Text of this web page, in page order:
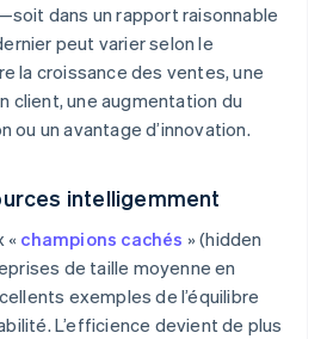
dans un rapport raisonnable
peut varier selon le
la croissance des ventes, une
client, une augmentation du
ou un avantage d’innovation.
intelligemment
« champions cachés » (hidden
de taille moyenne en
exemples de l’équilibre
L’efficience devient de plus